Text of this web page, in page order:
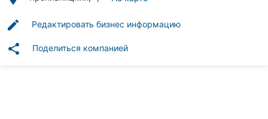
рубрики
edit Редактировать бизнес информацию
share Поделиться компанией